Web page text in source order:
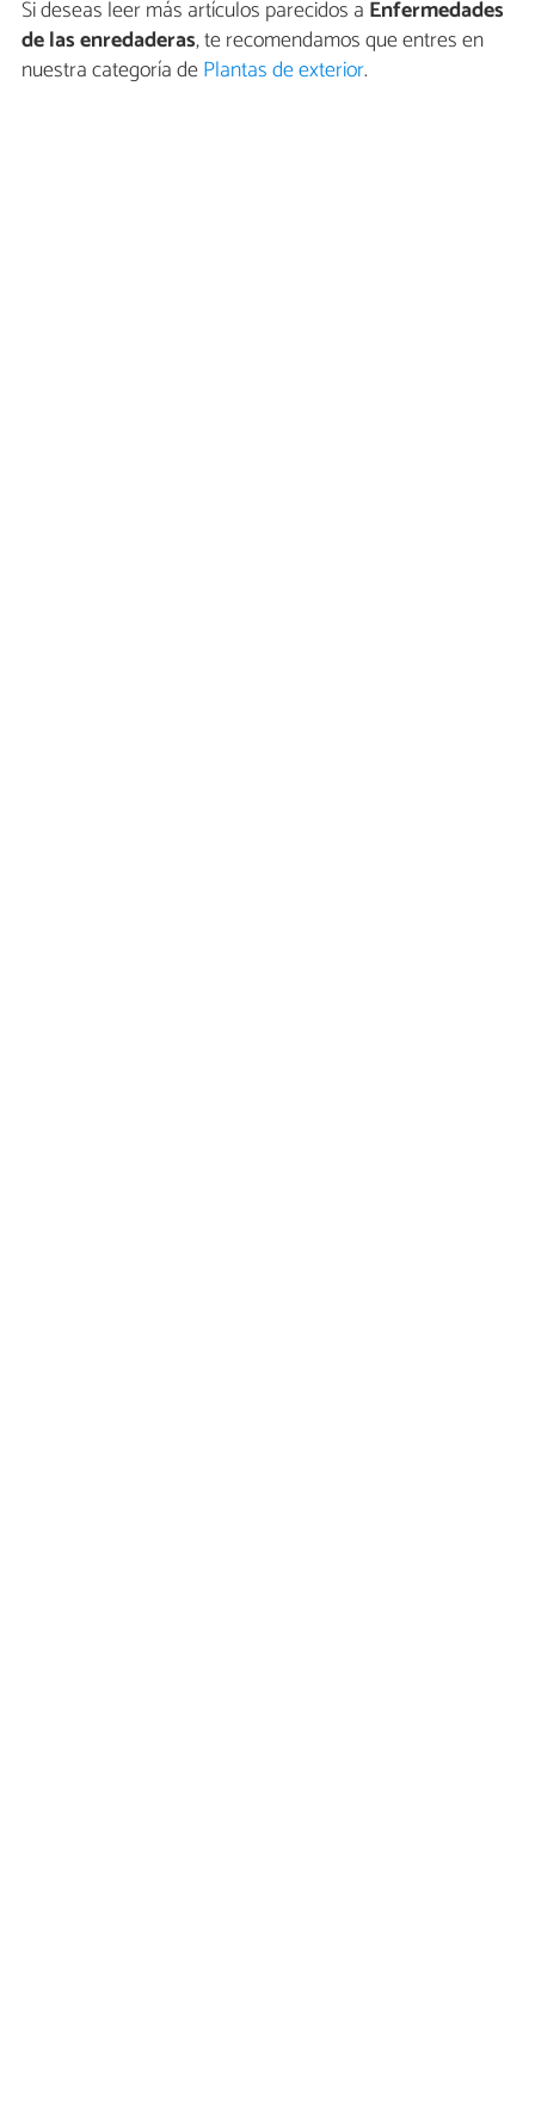
Si deseas leer más artículos parecidos a Enfermedades
de las enredaderas, te recomendamos que entres en
nuestra categoría dePlantas de exterior.